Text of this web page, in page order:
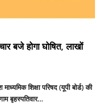
बजे होगा घोषित, लाखों
शिक्षा परिषद (यूपी बोर्ड) की
बृहस्पतिवार…